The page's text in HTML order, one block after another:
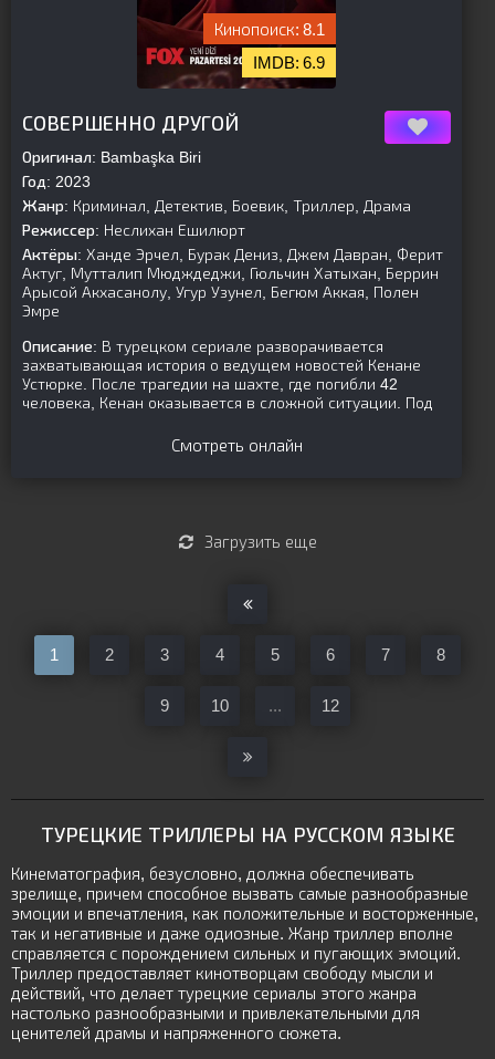
ТУРЕЦКИЕ ТРИЛЛЕРЫ НА РУССКОМ ЯЗЫКЕ
Кинематография, безусловно, должна обеспечивать
зрелище, причем способное вызвать самые разнообразные
эмоции и впечатления, как положительные и восторженные,
так и негативные и даже одиозные. Жанр триллер вполне
справляется с порождением сильных и пугающих эмоций.
Триллер предоставляет кинотворцам свободу мысли и
действий, что делает турецкие сериалы этого жанра
настолько разнообразными и привлекательными для
ценителей драмы и напряженного сюжета.
8.1
6.9
СОВЕРШЕННО ДРУГОЙ
Оригинал: Bambaşka Biri
Год: 2023
Жанр: Криминал, Детектив, Боевик, Триллер, Драма
Режиссер: Неслихан Ешилюрт
Актёры: Ханде Эрчел, Бурак Дениз, Джем Давран, Ферит
Актуг, Мутталип Мюдждеджи, Гюльчин Хатыхан, Беррин
Арысой Акхасанолу, Угур Узунел, Бегюм Аккая, Полен
Эмре
Описание: В турецком сериале разворачивается
захватывающая история о ведущем новостей Кенане
Устюрке. После трагедии на шахте, где погибли 42
человека, Кенан оказывается в сложной ситуации. Под
Смотреть онлайн
Загрузить еще
1 2 3 4 5 6 7 8
9 10 ... 12